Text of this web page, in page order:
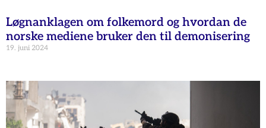
Løgnanklagen om folkemord og hvordan de
norske mediene bruker den til demonisering
19. juni 2024